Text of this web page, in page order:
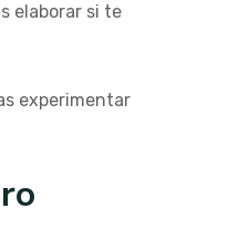
elaborar si te
experimentar